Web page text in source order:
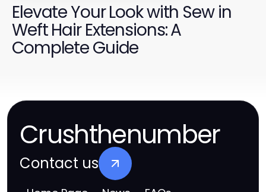
Elevate Your Look with Sew in
Weft Hair Extensions: A
Complete Guide
Crushthenumber
Contact us